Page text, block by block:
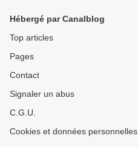
Hébergé par Canalblog
Top articles
Pages
Contact
Signaler un abus
C.G.U.
Cookies et données personnelles